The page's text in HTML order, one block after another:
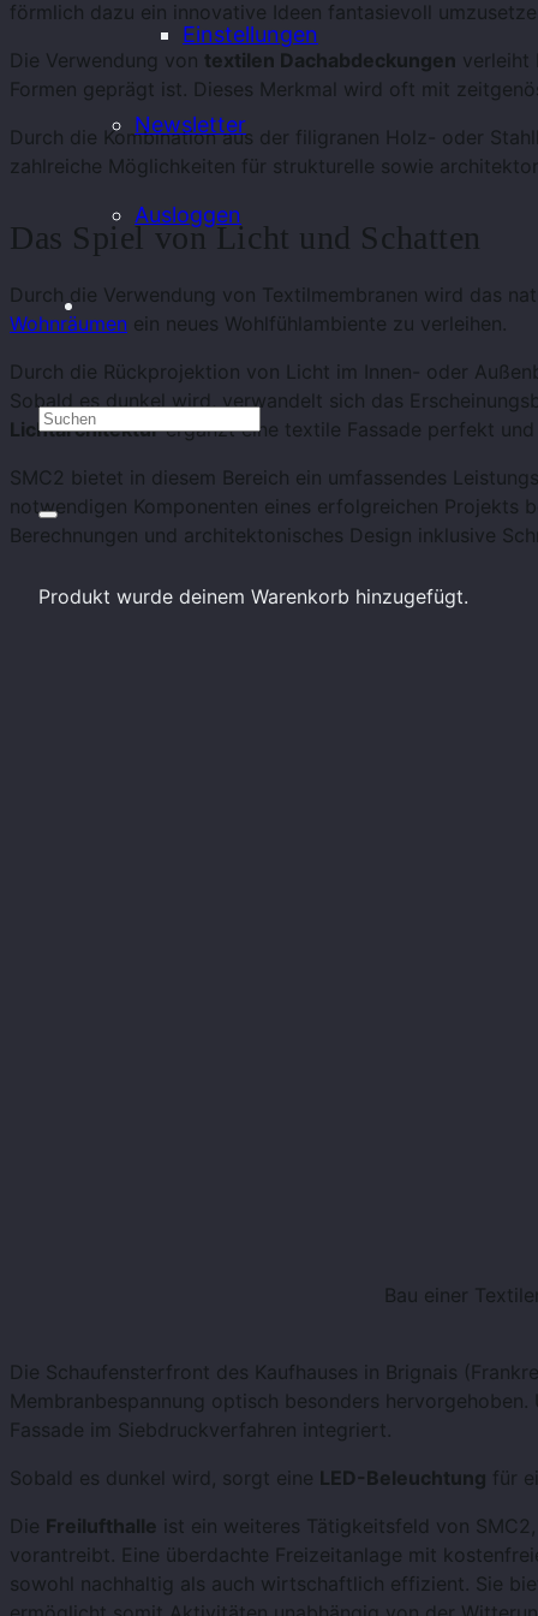
Einstellungen
Newsletter
Ausloggen
Produkt wurde deinem Warenkorb hinzugefügt.
förmlich dazu ein innovative Ideen fantasievoll
Die Verwendung von textilen Dachabdeckungen verleiht
Formen geprägt ist. Dieses Merkmal wird oft mit
Durch die Kombination aus der filigranen Holz- oder
zahlreiche Möglichkeiten für strukturelle sowie
Das Spiel von Licht und Schatten
Durch die Verwendung von Textilmembranen wird das
Wohnräumen ein neues Wohlfühlambiente zu verleihen.
Durch die Rückprojektion von Licht im Innen- oder
Sobald es dunkel wird, verwandelt sich das
Lichtarchitekturergänzt eine textile Fassade perfekt
SMC2 bietet in diesem Bereich ein umfassendes
notwendigen Komponenten eines erfolgreichen Projekts
Berechnungen und architektonisches Design inklusive
Bau einer
Die Schaufensterfront des Kaufhauses in Brignais
Membranbespannung optisch besonders
Fassade im Siebdruckverfahren integriert.
Sobald es dunkel wird, sorgt eine LED-Beleuchtung für
Die Freilufthalle ist ein weiteres Tätigkeitsfeld von
vorantreibt. Eine überdachte Freizeitanlage mit
sowohl nachhaltig als auch wirtschaftlich effizient. Sie